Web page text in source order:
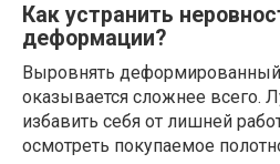
Как устранить
деформации?
Выровнять
оказывается сложнее всего.
избавить себя от лишней
осмотреть покупаемое